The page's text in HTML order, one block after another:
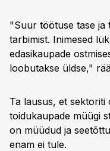
"Suur töötuse tase ja
tarbimist. Inimesed
edasikaupade
loobutakse üldse,"
Ta lausus, et sektoriti
toidukaupade müügi
on müüdud ja
enam ei tule.